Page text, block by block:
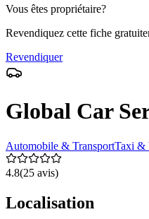
Vous êtes propriétaire?
Revendiquez cette fiche
Revendiquer
Global Car
Automobile & TransportTaxi &
4.8(25 avis)
Localisation